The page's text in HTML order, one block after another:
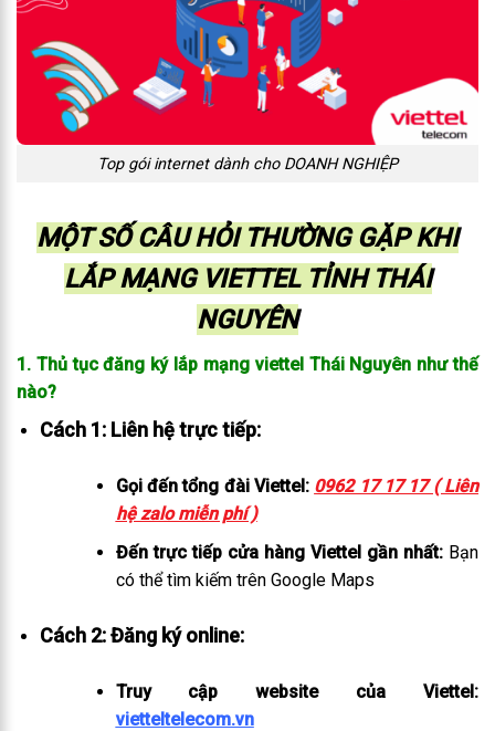
Top gói internet dành cho DOANH NGHIỆP
MỘT SỐ CÂU HỎI THƯỜNG GẶP KHI
LẮP MẠNG VIETTEL TỈNH THÁI
NGUYÊN
1. Thủ tục đăng ký lắp mạng viettel Thái Nguyên như thế
nào?
Cách 1: Liên hệ trực tiếp:
Gọi đến tổng đài Viettel: 0962 17 17 17 ( Liên
hệ zalo miễn phí )
Đến trực tiếp cửa hàng Viettel gần nhất:Bạn
có thể tìm kiếm trên Google Maps
Cách 2: Đăng ký online:
Truy cập website của Viettel:
vietteltelecom.vn